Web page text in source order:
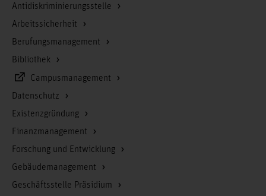
Antidiskriminierungsstelle
Arbeitssicherheit
Berufungsmanagement
Bibliothek
Campusmanagement
Datenschutz
Existenzgründung
Finanzmanagement
Forschung und Entwicklung
Gebäudemanagement
Geschäftsstelle Präsidium